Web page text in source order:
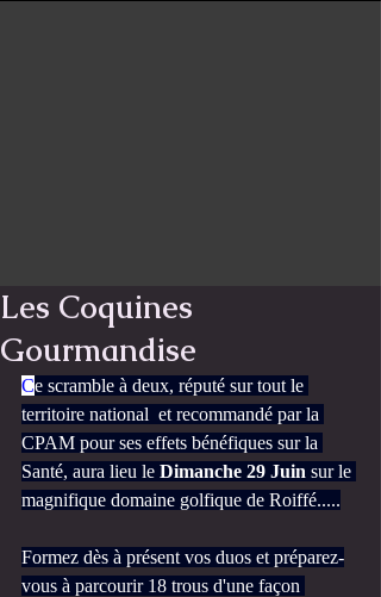
Les Coquines
Gourmandise
Ce scramble à deux, réputé sur tout le
territoire national  et recommandé par la
CPAM pour ses effets bénéfiques sur la
Santé, aura lieu le Dimanche 29 Juin sur le
magnifique domaine golfique de Roiffé.....
Formez dès à présent vos duos et préparez-
vous à parcourir 18 trous d'une façon